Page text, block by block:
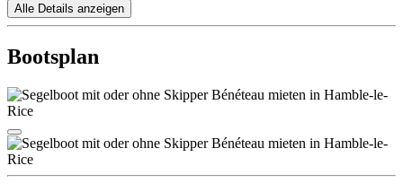
Alle Details anzeigen
Bootsplan